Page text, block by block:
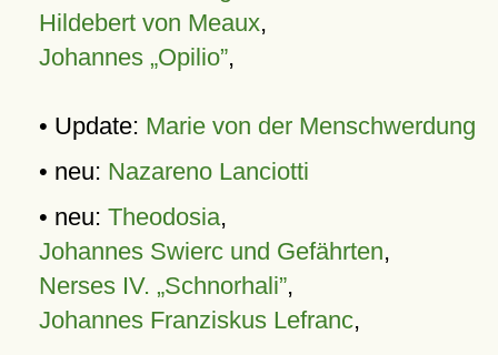
Hildebert von Meaux,
Johannes „Opilio”,
• Update: Marie von der Menschwerdung
• neu: Nazareno Lanciotti
• neu: Theodosia,
Johannes Swierc und Gefährten,
Nerses IV. „Schnorhali”,
Johannes Franziskus Lefranc,